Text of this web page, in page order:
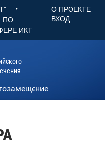
•
ПО
ИКТ
О ПРОЕКТЕ
ВХОД